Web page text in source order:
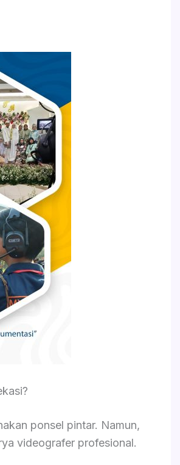
ponsel pintar. Namun,
videografer profesional.